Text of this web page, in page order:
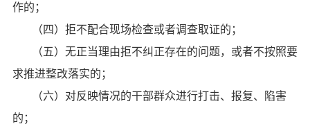
作的；
（四）拒不配合现场检查或者调查取证的；
（五）无正当理由拒不纠正存在的问题，或者不按照要
求推进整改落实的；
（六）对反映情况的干部群众进行打击、报复、陷害
的；